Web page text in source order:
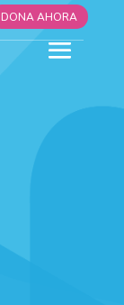
DONA AHORA